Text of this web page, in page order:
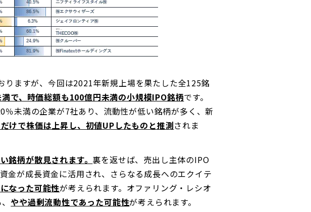
りますが、今回は2021年新規上場を果たした全125銘
で、時価総額も100億円未満の小規模IPO銘柄です。
未満の企業が7社あり、流動性が低い銘柄が多く、新
けで株価は上昇し、初値UPしたものと推測されま
銘柄が散見されます。 裏を返せば、売出し主体のIPO
金が成長資金に活用され、さらなる成長へのエクイテ
なった可能性が考えられます。オファリング・レシオ
、やや過剰流動性であった可能性が考えられます。